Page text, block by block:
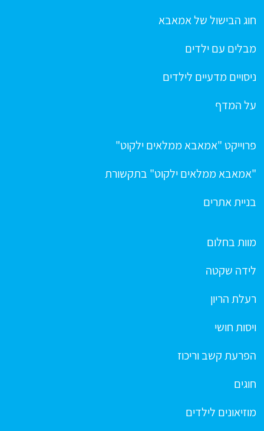
חוג הבישול של אמאבא
מבלים עם ילדים
ניסויים מדעיים לילדים
על המדף
פרוייקט "אמאבא ממלאים ילקוט"
"אמאבא ממלאים ילקוט" בתקשורת
בניית אתרים
מוות בחלום
לידה שקטה
רעלת הריון
ויסות חושי
הפרעת קשב וריכוז
חוגים
מוזיאונים לילדים